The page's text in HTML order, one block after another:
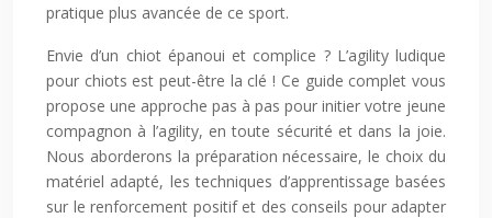
pratique plus avancée de ce sport.
Envie d’un chiot épanoui et complice ? L’agility ludique
pour chiots est peut-être la clé ! Ce guide complet vous
propose une approche pas à pas pour initier votre jeune
compagnon à l’agility, en toute sécurité et dans la joie.
Nous aborderons la préparation nécessaire, le choix du
matériel adapté, les techniques d’apprentissage basées
sur le renforcement positif et des conseils pour adapter